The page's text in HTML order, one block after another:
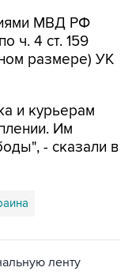
МВД РФ
ч. 4 ст. 159
размере) УК
и курьерам
Им
- сказали в
ленту